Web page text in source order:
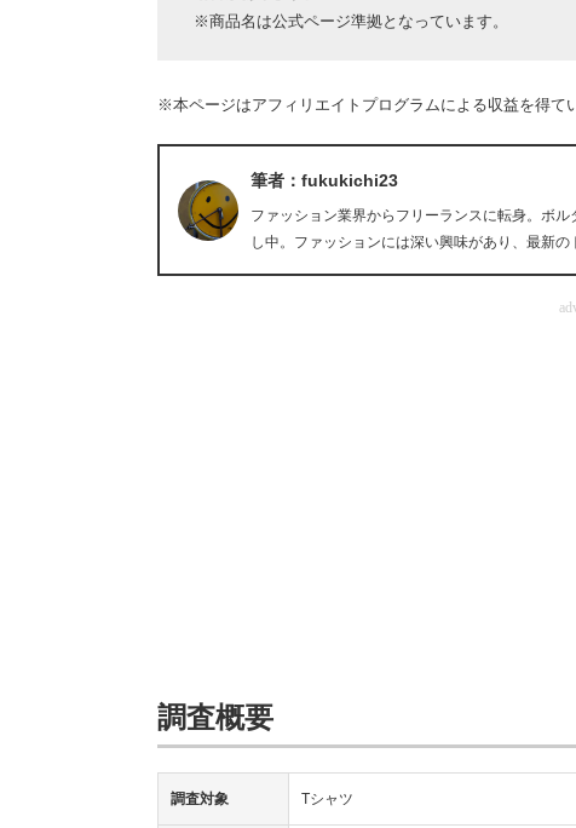
※商品名は公式ページ準拠となっています。
※本ページはアフィリエイトプログラムによる収益を得て
筆者：fukukichi23
ファッション業界からフリーランスに転身。ボ
し中。ファッションには深い興味があり、最新
調査概要
調査対象 Tシャツ